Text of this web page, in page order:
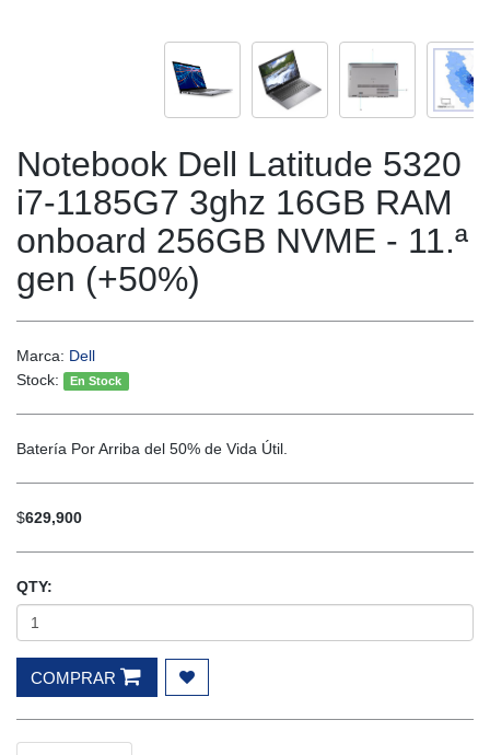
Notebook Dell Latitude 5320
i7-1185G7 3ghz 16GB RAM
onboard 256GB NVME - 11.ª
gen (+50%)
Marca: Dell
Stock:
En Stock
Batería Por Arriba del 50% de Vida Útil.
$629,900
QTY:
COMPRAR